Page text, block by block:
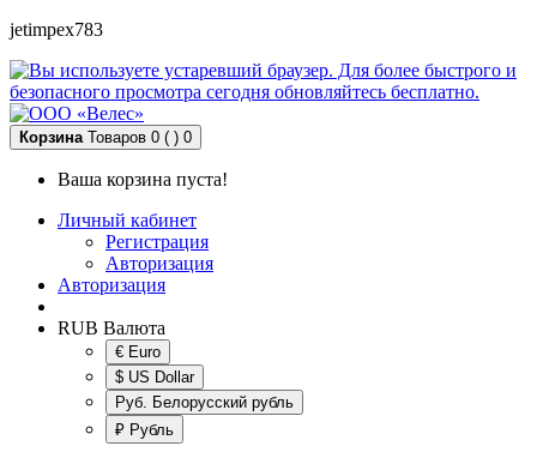
jetimpex783
Корзина Товаров 0 ( ) 0
Ваша корзина пуста!
Личный кабинет
Регистрация
Авторизация
Авторизация
RUB Валюта
€ Euro
$ US Dollar
Руб. Белорусский рубль
₽ Рубль